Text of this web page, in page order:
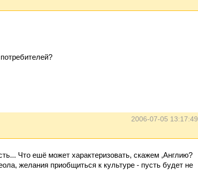
2006-07-05 13:17:49
Что ешё может характеризовать, скажем ,Англию?
желания приобщиться к культуре - пусть будет не